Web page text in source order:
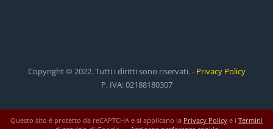
Copyright © 2022. Tutti i diritti sono riservati. - Privacy Policy
P. IVA: 02188180307
Questo sito è protetto da reCAPTCHA e si applicano la Privacy Policy e i Termini